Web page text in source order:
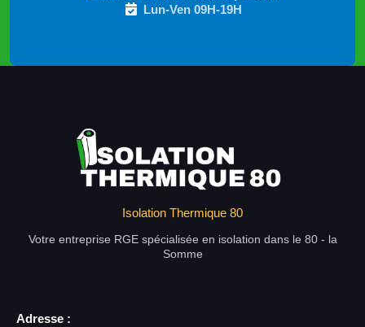
Lun-Ven 09H-19H
Isolation Thermique 80
Votre entreprise RGE spécialisée en isolation dans le 80 - la
Somme
Adresse :